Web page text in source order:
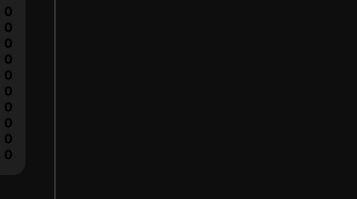
0
0
0
0
0
0
0
0
0
0